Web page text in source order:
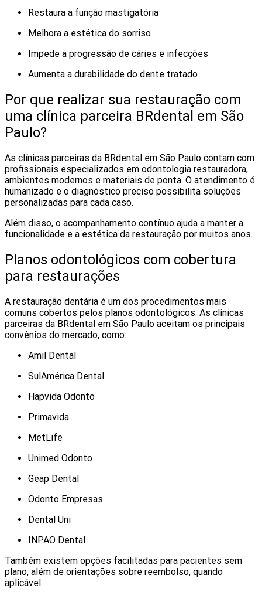
Restaura a função mastigatória
Melhora a estética do sorriso
Impede a progressão de cáries e infecções
Aumenta a durabilidade do dente tratado
Por que realizar sua restauração com
uma clínica parceira BRdental em São
Paulo?
As clínicas parceiras da BRdental em São Paulo contam com
profissionais especializados em odontologia restauradora,
ambientes modernos e materiais de ponta. O atendimento é
humanizado e o diagnóstico preciso possibilita soluções
personalizadas para cada caso.
Além disso, o acompanhamento contínuo ajuda a manter a
funcionalidade e a estética da restauração por muitos anos.
Planos odontológicos com cobertura
para restaurações
A restauração dentária é um dos procedimentos mais
comuns cobertos pelos planos odontológicos. As clínicas
parceiras da BRdental em São Paulo aceitam os principais
convênios do mercado, como:
Amil Dental
SulAmérica Dental
Hapvida Odonto
Primavida
MetLife
Unimed Odonto
Geap Dental
Odonto Empresas
Dental Uni
INPAO Dental
Também existem opções facilitadas para pacientes sem
plano, além de orientações sobre reembolso, quando
aplicável.